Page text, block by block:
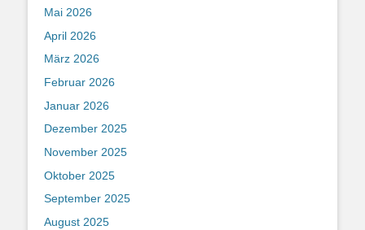
Mai 2026
April 2026
März 2026
Februar 2026
Januar 2026
Dezember 2025
November 2025
Oktober 2025
September 2025
August 2025